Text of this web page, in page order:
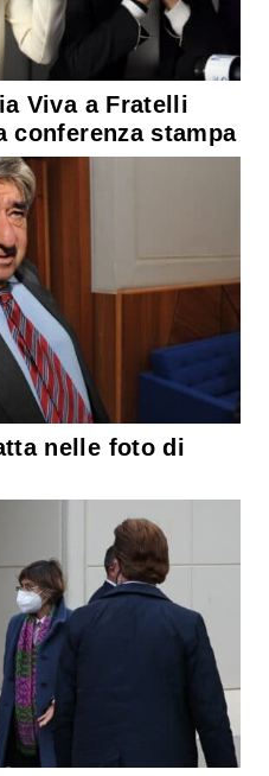
Viva a Fratelli
conferenza stampa
nelle foto di